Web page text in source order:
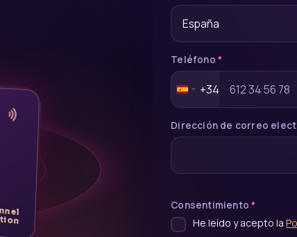
España
Teléfono*
Spain
+34
+34
Dirección de correo
Consentimiento*
He leído y acepto la